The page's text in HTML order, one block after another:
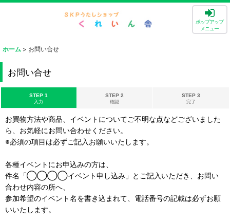
ポップアップ
メニュー
ホーム > お問い合せ
お問い合せ
STEP 1
入力
STEP 2
確認
STEP 3
完了
お買物方法や商品、イベントについてご不明な点などございました
ら、お気軽にお問い合わせください。
※必須の項目は必ずご記入お願いいたします。
各種イベントにお申込みの方は、
件名「◯◯◯◯イベント申し込み」とご記入いただき、お問い
合わせ内容の所へ、
参加希望のイベント名を書き込まれて、電話番号の記載は必ずお願
いいたします。